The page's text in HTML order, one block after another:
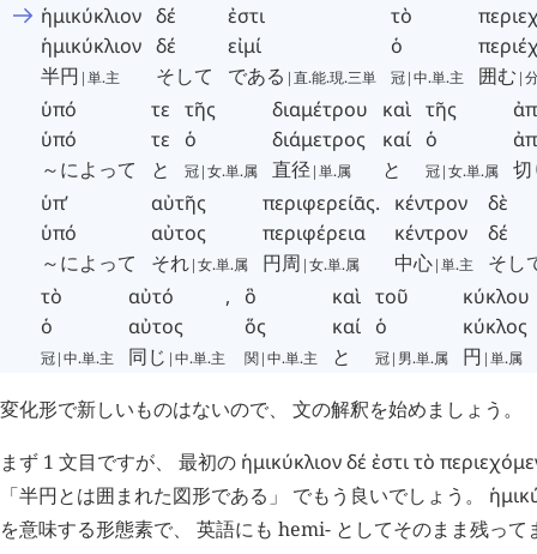
ἡμικύκλιον
ἡμικύκλιον
半円 |単.主
δέ
δέ
そして
ἐστι
εἰμί
である |直.能.現.三単
τὸ
ὁ
冠|中.単.主
囲む |
ὑπό
ὑπό
～によって
τε
τε
と
τῆς
ὁ
冠|女.単.属
διαμέτρου
διάμετρος
直径|単.属
καὶ
καί
と
τῆς
ὁ
冠|女.単.属
切
ὑπ’
ὑπό
～によって
αὐτῆς
αὐτος
それ|女.単.属
περιφερείᾱς
περιφέρεια
円周 |女.単.属
.
κέντρον
κέντρον
中心|単.主
δὲ
δέ
そし
τὸ
ὁ
冠|中.単.主
αὐτό
αὐτος
同じ |中.単.主
,
ὃ
ὅς
関|中.単.主
καὶ
καί
と
τοῦ
ὁ
冠|男.単.属
κύκλου
κύκλος
円 |単.属
変化形で新しいものはないので、 文の解釈を始めましょう。
まず 1 文目ですが、 最初の ἡμικύκλιονδέ ἐστιτὸ
「半円とは囲まれた図形である」 でもう良いでしょう。
を意味する形態素で、 英語にも hemi- としてそのまま残って